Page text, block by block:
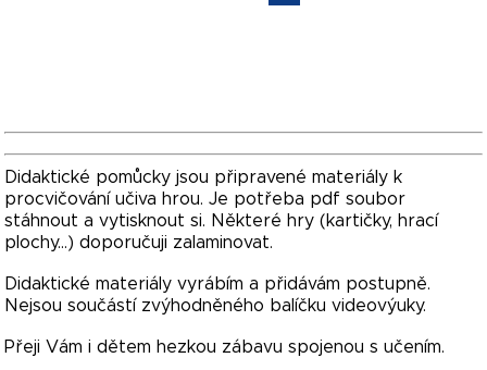
Didaktické pomůcky jsou připravené materiály k
procvičování učiva hrou. Je potřeba pdf soubor
stáhnout a vytisknout si. Některé hry (kartičky, hrací
plochy...) doporučuji zalaminovat.
Didaktické materiály vyrábím a přidávám postupně.
Nejsou součástí zvýhodněného balíčku videovýuky.
Přeji Vám i dětem hezkou zábavu spojenou s učením.